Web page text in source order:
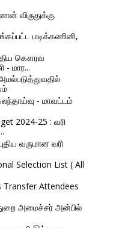
விருதுக்கு
மடிக்கணினி,
கௌரவ
- மார...
- மாவட்டம்
2024-25 : வரி
வருமான வரி
Selection List ( All
Transfer Attendees
அமைச்சர் அன்பில்